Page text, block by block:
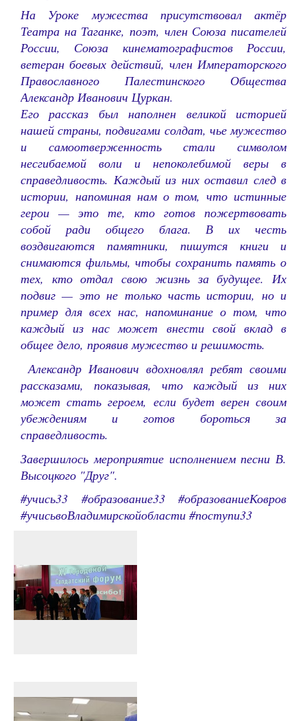
На Уроке мужества присутствовал актёр
Театра на Таганке, поэт, член Союза писателей
России, Союза кинематографистов России,
ветеран боевых действий, член Императорского
Православного Палестинского Общества
Александр Иванович Цуркан.
Его рассказ был наполнен великой историей
нашей страны, подвигами солдат, чье мужество
и самоотверженность стали символом
несгибаемой воли и непоколебимой веры в
справедливость. Каждый из них оставил след в
истории, напоминая нам о том, что истинные
герои — это те, кто готов пожертвовать
собой ради общего блага. В их честь
воздвигаются памятники, пишутся книги и
снимаются фильмы, чтобы сохранить память о
тех, кто отдал свою жизнь за будущее. Их
подвиг — это не только часть истории, но и
пример для всех нас, напоминание о том, что
каждый из нас может внести свой вклад в
общее дело, проявив мужество и решимость.
Александр Иванович вдохновлял ребят своими
рассказами, показывая, что каждый из них
может стать героем, если будет верен своим
убеждениям и готов бороться за
справедливость.
Завершилось мероприятие исполнением песни В.
Высоцкого "Друг".
#учись33 #образование33 #образованиеКовров
#учисьвоВладимирскойобласти #поступи33